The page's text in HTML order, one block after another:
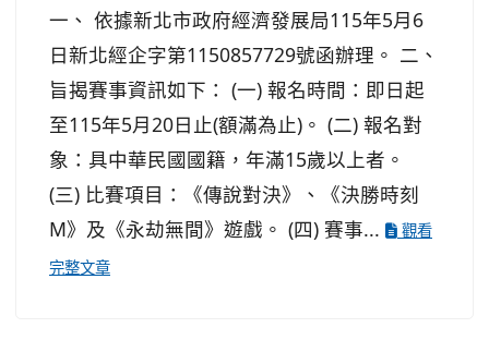
一、 依據新北市政府經濟發展局115年5月6
日新北經企字第1150857729號函辦理。 二、
旨揭賽事資訊如下： (一) 報名時間：即日起
至115年5月20日止(額滿為止)。 (二) 報名對
象：具中華民國國籍，年滿15歲以上者。
(三) 比賽項目：《傳說對決》、《決勝時刻
M》及《永劫無間》遊戲。 (四) 賽事...
觀看
完整文章